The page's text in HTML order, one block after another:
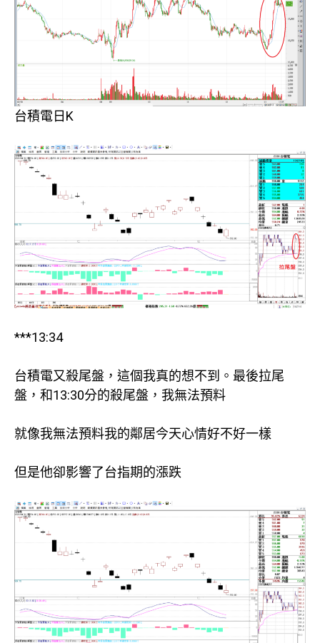
台積電日K
***13:34
台積電又殺尾盤，這個我真的想不到。最後拉尾
盤，和13:30分的殺尾盤，我無法預料
就像我無法預料我的鄰居今天心情好不好一樣
但是他卻影響了台指期的漲跌